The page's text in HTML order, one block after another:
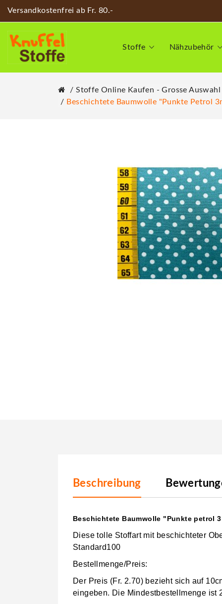
Versandkostenfrei ab Fr. 80.-
Stoffe Nähzubehör
Stoffe Online Kaufen - Grosse
Beschichtete Baumwolle "Punkte Petrol
Beschreibung
Beschichtete Baumwolle "Punkte petrol
Diese tolle Stoffart mit beschichteter
Standard100
Bestellmenge/Preis:
Der Preis (Fr. 2.70) bezieht sich auf
eingeben. Die Mindestbestellmenge ist